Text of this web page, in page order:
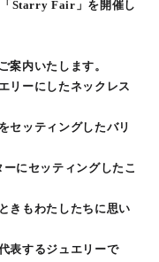
Starry Fair」を開催し
案内いたします。
リーにしたネックレス
セッティングしたバリ
にセッティングしたこ
きもわたしたちに思い
表するジュエリーで